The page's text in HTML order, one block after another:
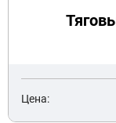
Цена: